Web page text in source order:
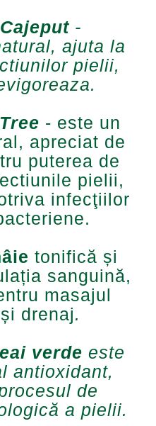
-
ajuta la
pielii,
- este un
apreciat de
puterea de
pielii,
infecţiilor
tonifică și
sanguină,
masajul
drenaj.
verde este
antioxidant,
de
a pielii.